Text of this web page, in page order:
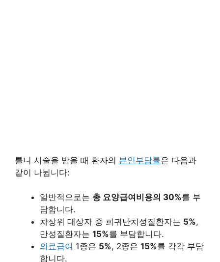
틀니 시술을 받을 때 환자의 본인부담률은 다음과
같이 나뉩니다:
일반적으로는 총 요양급여비용의 30%를 부
담합니다.
차상위 대상자 중 희귀난치성질환자는 5%,
만성질환자는 15%를 부담합니다.
의료급여 1종은 5%, 2종은 15%를 각각 부담
합니다.